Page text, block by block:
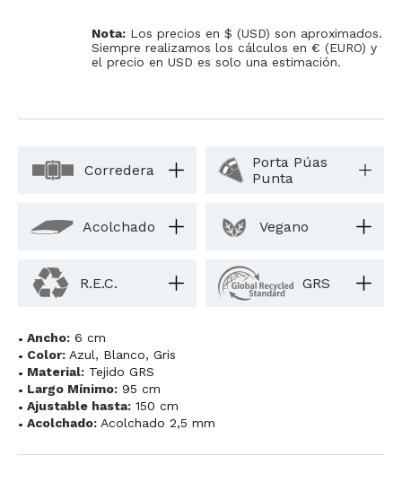
Nota: Los precios en $ (USD) son aproximados.
Siempre realizamos los cálculos en € (EURO) y
el precio en USD es solo una estimación.
Corredera
Porta Púas
Punta
Acolchado Vegano
R.E.C. GRS
Ancho: 6 cm
Color: Azul, Blanco, Gris
Material: Tejido GRS
Largo Mínimo: 95 cm
Ajustable hasta: 150 cm
Acolchado: Acolchado 2,5 mm